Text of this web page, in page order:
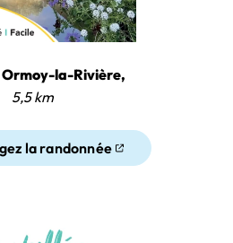
Ormoy-la-Rivière,
5,5 km
la randonnée
(ouverture dans un nouvel